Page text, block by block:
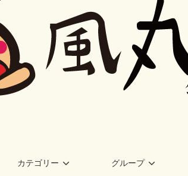
カテゴリー グループ